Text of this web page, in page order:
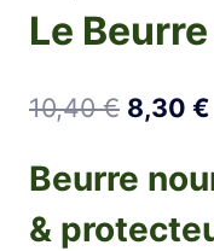
Le
10,40€ Le
initial
était :
8,30 €
Beurre
&